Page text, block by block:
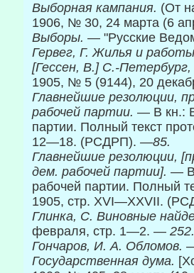
Выборная кампания. (От
1906, № 30, 24 марта (6
Выборы. — "Русские
Гервег, Г. Жилья и
[Гессен, В.] С.-
1905, № 5 (9144), 20
Главнейшие резолюции,
рабочей партии. — В кн.:
партии. Полный текст
12—18. (РСДРП). —85.
Главнейшие резолюции,
дем. рабочей партии]. — В
рабочей партии. Полный
1905, стр. XVI—XXVII.
Глинка, С. Виновные
февраля, стр. 1—2. —
Гончаров, И. А. Обломов.
Государственная дума.